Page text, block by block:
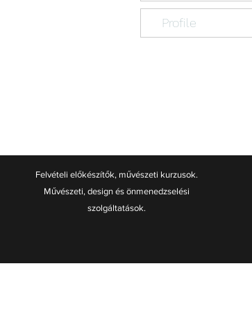
Profile
Felvételi előkészítők, művészeti kurzusok.
Művészeti, design és önmenedzselési
szolgáltatások.